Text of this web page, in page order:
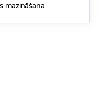
mazināšana